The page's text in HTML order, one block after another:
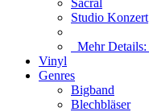
Sacral
Studio Konzert
Mehr Details:
Vinyl
Genres
Bigband
Blechbläser